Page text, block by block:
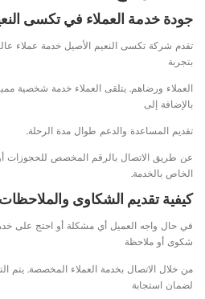
جودة خدمة العملاء في تكسى
تقدم شركة تكسى النعيم الأصيل خدمة عملاء
بتجربة
العملاء ورضاهم. يتلقى العملاء خدمة شخصية
بالإضافة إلى
تقديم المساعدة والدعم طوال مدة الرحلة.
عن طريق الاتصال بالرقم المخصص للحجوزات
الخاص بالخدمة.
كيفية تقديم الشكاوى والملاحظات
في حال واجه العميل أي مشكلة أو احتج على
شكوى أو ملاحظة
من خلال الاتصال بخدمة العملاء المخصصة. يتم
لضمان استجابة